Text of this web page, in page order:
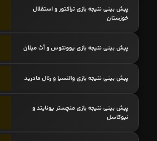
پیش بینی نتیجه بازی تراکتور و استقلال
خوزستان
پیش بینی نتیجه بازی یوونتوس و آث میلان
پیش بینی نتیجه بازی والنسیا و رئال مادرید
پیش بینی نتیجه بازی منچستر یونایتد و
نیوکاسل